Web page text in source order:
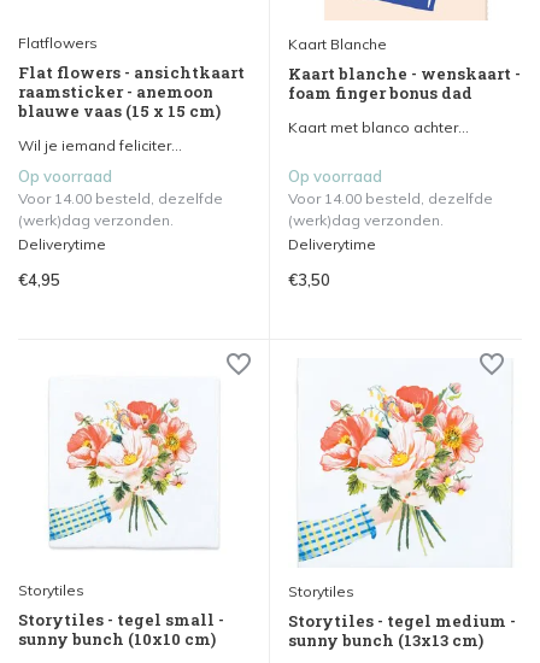
Flatflowers
Flat flowers - ansichtkaart
raamsticker - anemoon
blauwe vaas (15 x 15 cm)
Wil je iemand feliciter...
Op voorraad
Voor 14.00 besteld, dezelfde
(werk)dag verzonden.
Deliverytime
€4,95
Kaart Blanche
Kaart blanche - wenskaart -
foam finger bonus dad
Kaart met blanco achter...
Op voorraad
Voor 14.00 besteld, dezelfde
(werk)dag verzonden.
Deliverytime
€3,50
Storytiles
Storytiles - tegel small -
sunny bunch (10x10 cm)
Storytiles
Storytiles - tegel medium -
sunny bunch (13x13 cm)